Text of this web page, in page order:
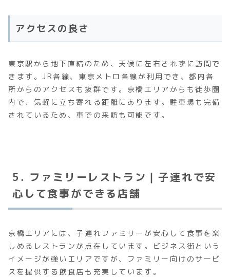
アクセスの良さ
東京駅から地下直結のため、天候に左右されずに訪問で
きます。JR各線、東京メトロ各線が利用でき、都内各
所からのアクセスも抜群です。京橋エリアからも徒歩圏
内で、気軽に立ち寄れる距離にあります。駐車場も完備
されているため、車での来訪も可能です。
5. ファミリーレストラン｜子連れで安
心して食事ができる店舗
京橋エリアには、子連れファミリーが安心して食事を楽
しめるレストランが点在しています。ビジネス街という
イメージが強いエリアですが、ファミリー向けのサービ
スを提供する飲食店も充実しています。